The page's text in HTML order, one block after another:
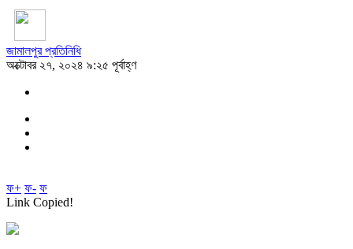
জামালপুর প্রতিনিধি
অক্টোবর ২৭, ২০২৪ ৯:২৫ পূর্বাহ্ণ
ফ+ ফ- ফ
Link Copied!